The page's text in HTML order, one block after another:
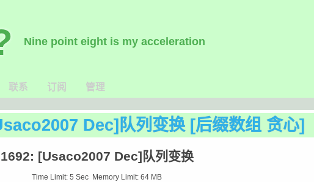
Nine point eight is my acceleration
联系 订阅 管理
Dec]队列变换 [后缀数组 贪心]
1692: [Usaco2007 Dec]队列变换
Time Limit: 5 Sec Memory Limit: 64 MB